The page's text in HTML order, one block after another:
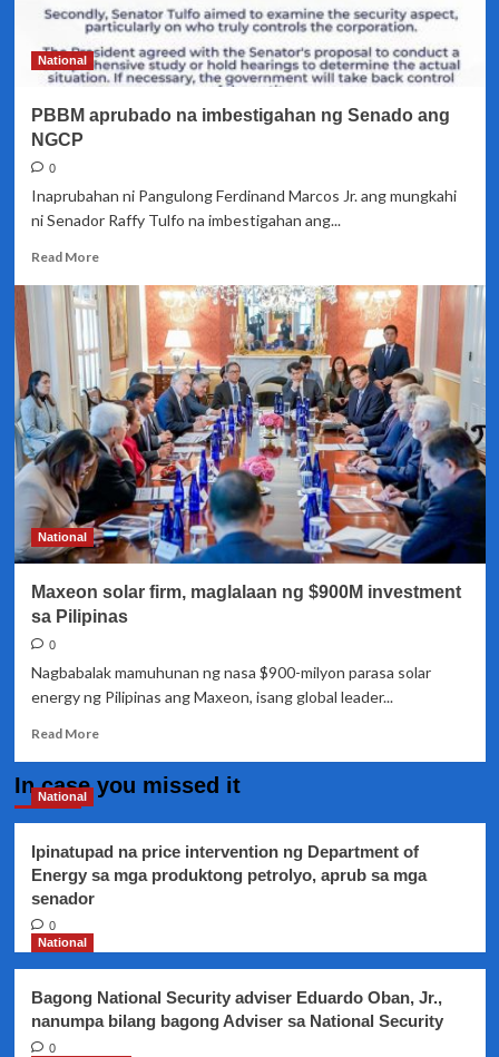
PCO
Sec
Jay
Ruiz
National
PBBM aprubado na imbestigahan ng Senado ang
NGCP
0
Inaprubahan ni Pangulong Ferdinand Marcos Jr. ang mungkahi
ni Senador Raffy Tulfo na imbestigahan ang...
Read MoreRead
about
PBBM
aprubado
na
imbestigahan
ng
Senado
ang
NGCP
National
Maxeon solar firm, maglalaan ng $900M investment
sa Pilipinas
0
Nagbabalak mamuhunan ng nasa $900-milyon parasa solar
energy ng Pilipinas ang Maxeon, isang global leader...
Read MoreRead
Maxeon
maglalaan
ng
In case you missed it
National
Ipinatupad na price intervention ng Department of
Energy sa mga produktong petrolyo, aprub sa mga
senador
0
National
Bagong National Security adviser Eduardo Oban, Jr.,
nanumpa bilang bagong Adviser sa National Security
0